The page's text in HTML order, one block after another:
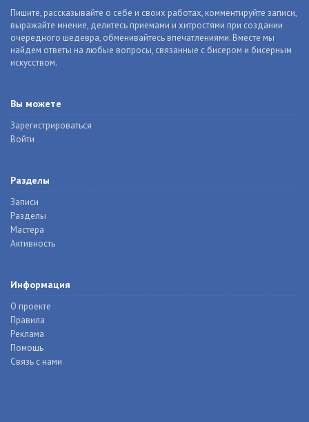
Пишите, рассказывайте о себе и своих работах, комментируйте записи,
выражайте мнение, делитесь приемами и хитростями при создании
очередного шедевра, обменивайтесь впечатлениями. Вместе мы
найдем ответы на любые вопросы, связанные с бисером и бисерным
искусством.
Вы можете
Зарегистрироваться
Войти
Разделы
Записи
Разделы
Мастера
Активность
Информация
О проекте
Правила
Реклама
Помощь
Связь с нами